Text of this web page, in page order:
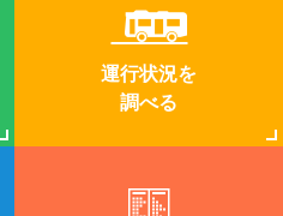
運行状況を
調べる